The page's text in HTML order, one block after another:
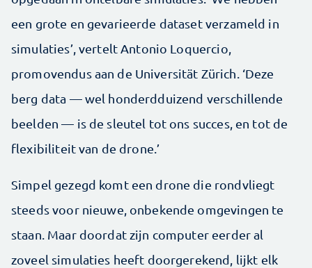
een grote en gevarieerde dataset verzameld in
simulaties’, vertelt Antonio Loquercio,
promovendus aan de Universität Zürich. ‘Deze
berg data — wel honderdduizend verschillende
beelden — is de sleutel tot ons succes, en tot de
flexibiliteit van de drone.’
Simpel gezegd komt een drone die rondvliegt
steeds voor nieuwe, onbekende omgevingen te
staan. Maar doordat zijn computer eerder al
zoveel simulaties heeft doorgerekend, lijkt elk